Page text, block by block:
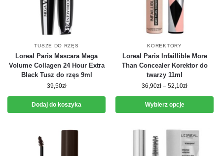
TUSZE DO RZĘS
Loreal Paris Mascara Mega
Volume Collagen 24 Hour Extra
Black Tusz do rzęs 9ml
39,50zł
Dodaj do koszyka
KOREKTORY
Loreal Paris Infaillible More
Than Concealer Korektor do
twarzy 11ml
36,90zł – 52,10zł
Wybierz opcje